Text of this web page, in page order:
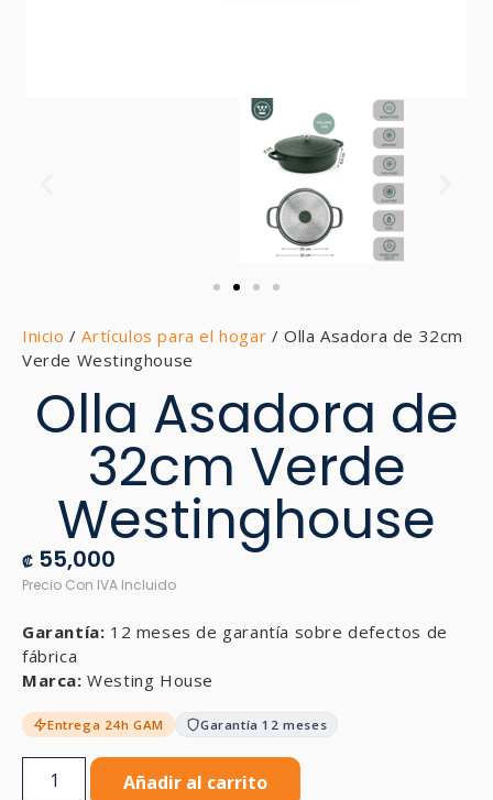
Inicio /Artículos para el hogar / Olla Asadora de 32cm
Verde Westinghouse
Olla Asadora de
32cm Verde
Westinghouse
₡ 55,000
Garantía: 12 meses de garantía sobre defectos de
fábrica
Marca: Westing House
Entrega 24h GAM Garantía 12 meses
Añadir al carrito